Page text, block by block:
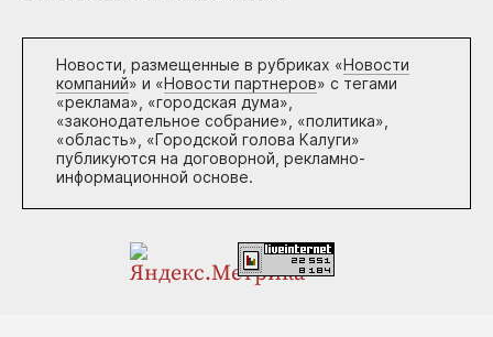
Новости, размещенные в рубриках «Новости
компаний» и «Новости партнеров» с тегами
«реклама», «городская дума»,
«законодательное собрание», «политика»,
«область», «Городской голова Калуги»
публикуются на договорной, рекламно-
информационной основе.